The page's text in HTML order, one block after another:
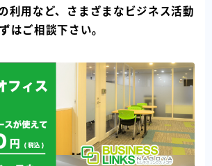
利用など、さまざまなビジネス活動
はご相談下さい。